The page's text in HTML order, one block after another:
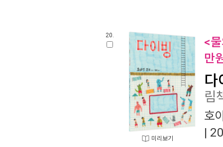
20.
미리보기
<
만
다
림
호
|